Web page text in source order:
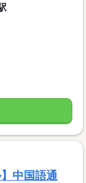
中国語通